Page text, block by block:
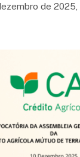
de 2025,